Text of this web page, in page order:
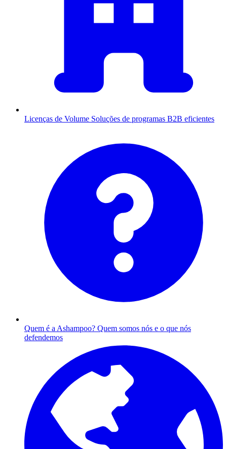
Licenças de Volume Soluções de programas B2B eficientes
Quem é a Ashampoo? Quem somos nós e o que nós
defendemos